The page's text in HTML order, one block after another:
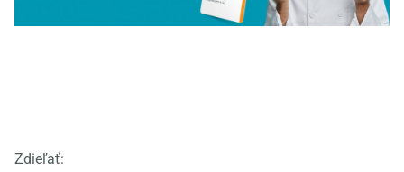
Zdieľať: